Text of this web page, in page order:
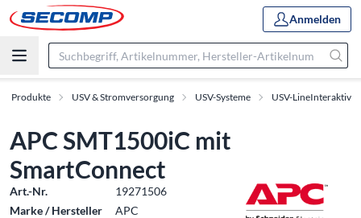
Anmelden
Produkte USV & Stromversorgung USV-Systeme USV-LineInteraktiv
APC SMT1500iC mit
SmartConnect
Art.-Nr.
19271506
Marke / Hersteller
APC